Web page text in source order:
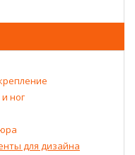
ног
для дизайна